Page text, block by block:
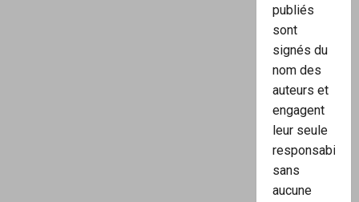
publiés
sont
signés du
nom des
auteurs et
engagent
leur seule
responsabilité,
sans
aucune